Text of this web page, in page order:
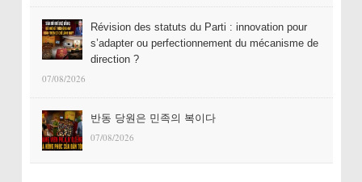
Révision des statuts du Parti : innovation pour
s’adapter ou perfectionnement du mécanisme de
direction ?
07/08/2026
반동 당원은 민족의 복이다
07/08/2026